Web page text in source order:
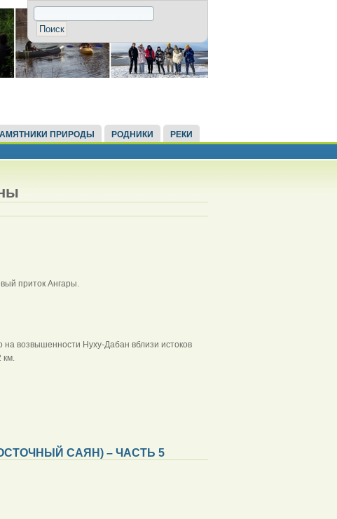
ПРИРОДЫ РОДНИКИ РЕКИ
приток Ангары.
возвышенности Нуху-Дабан вблизи истоков
км.
САЯН) – ЧАСТЬ 5